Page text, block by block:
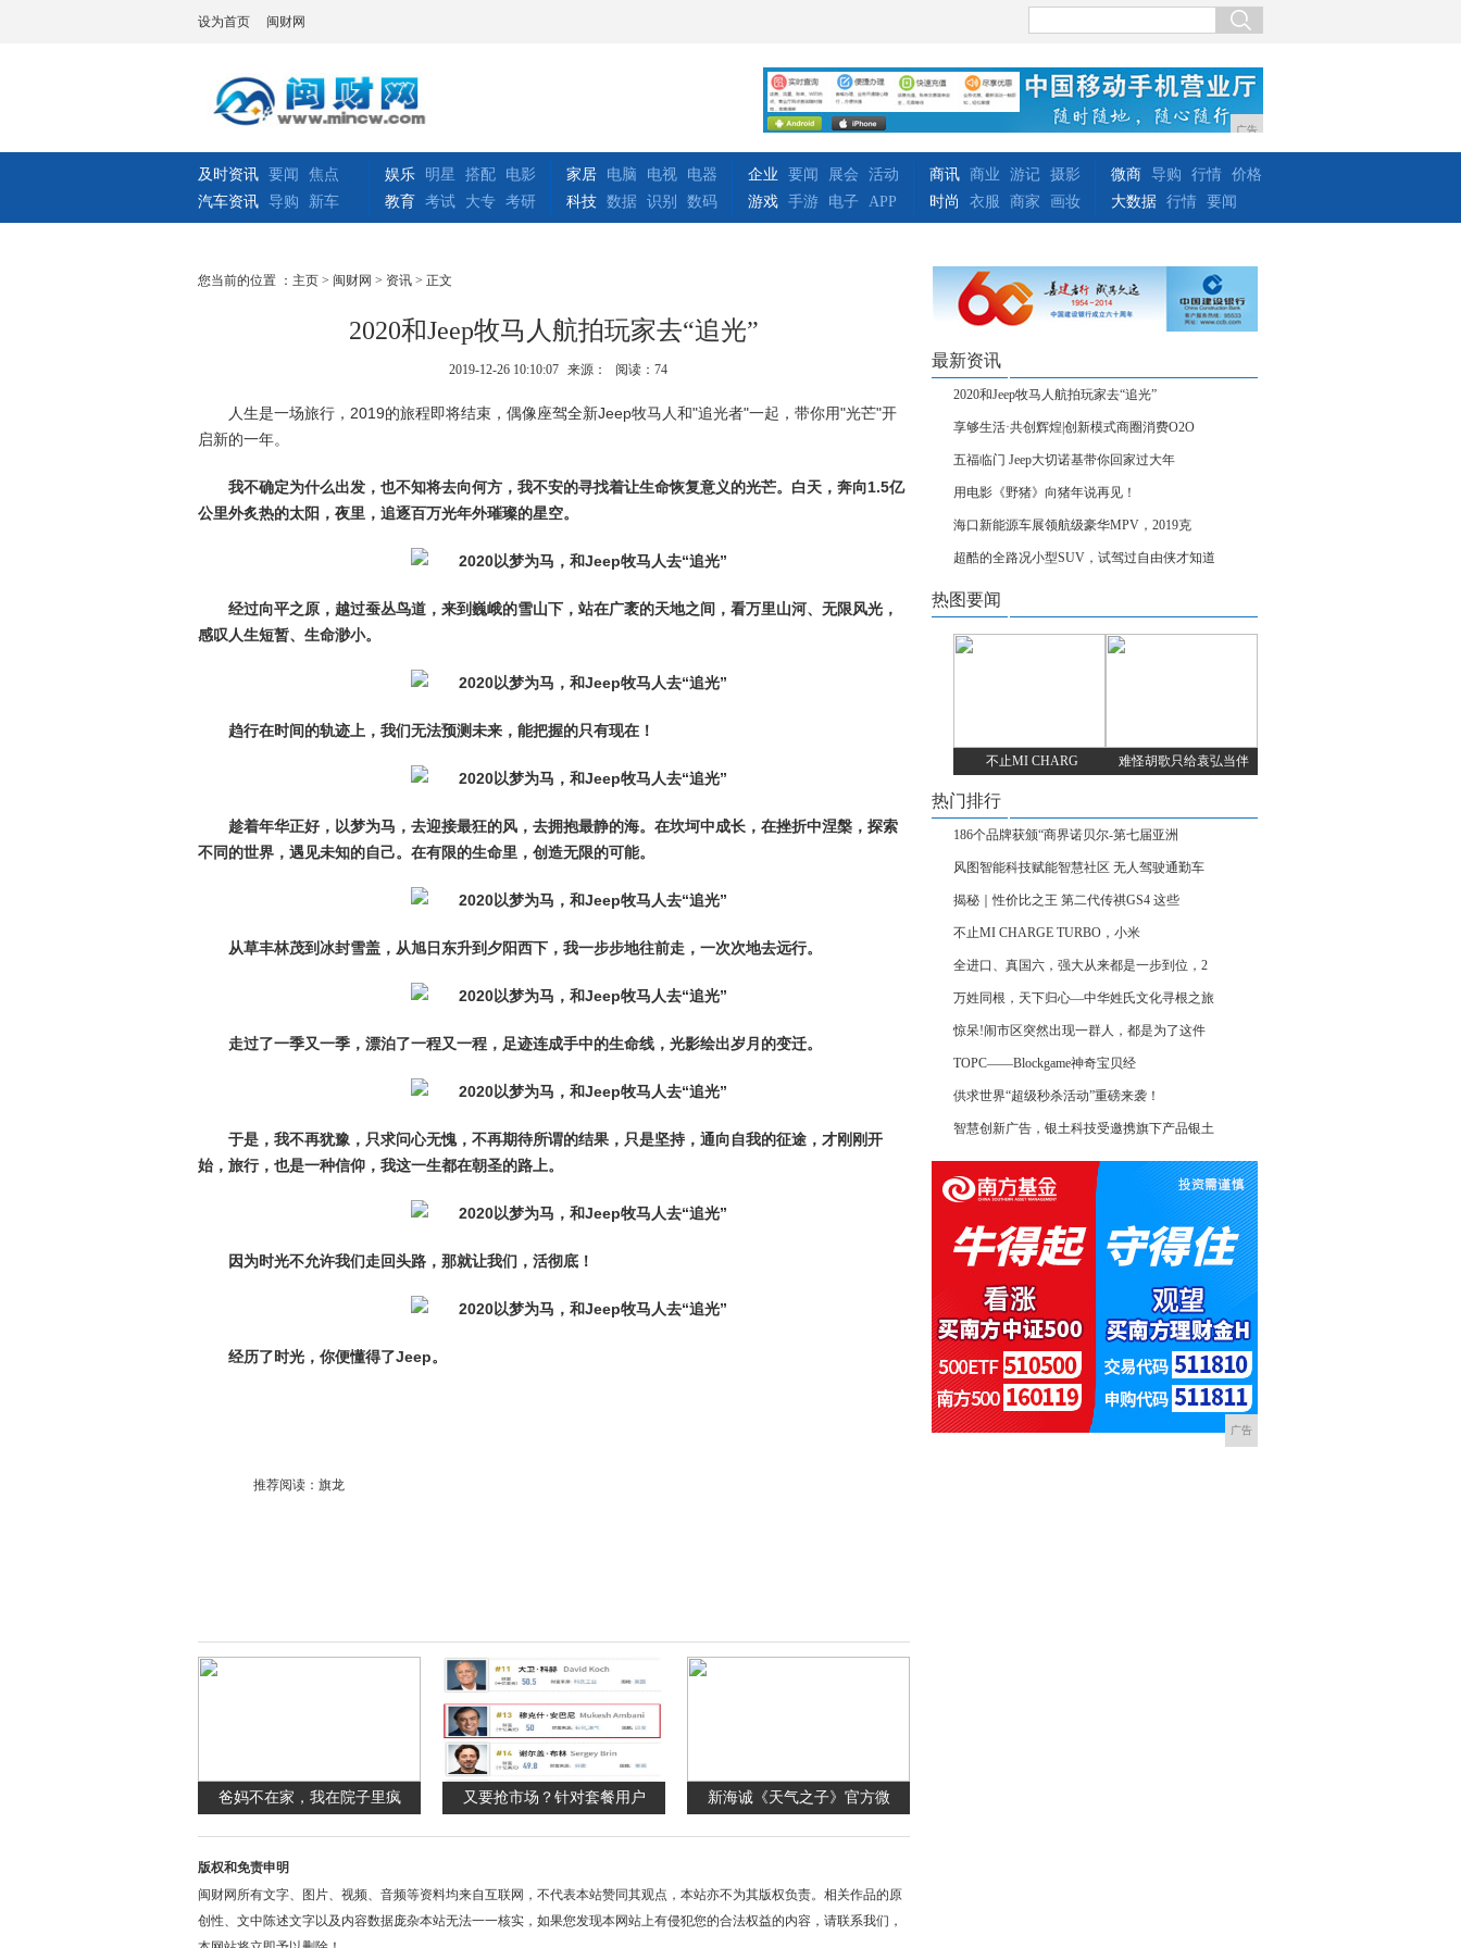
设为首页 闽财网
广告
及时资讯 要闻
焦点
汽车资讯 导购 新车
娱乐 明星 搭配
电影
教育
考试 大专 考研
家居 电脑 电视
电器
科技 数据 识别 数码
企业 要闻 展会
活动
游戏 手游 电子 APP
商讯 商业 游记 摄影
时尚
衣服 商家 画妆
微商 导购 行情 价格
大数据 行情 要闻
您当前的位置 ： 主页 > 闽财网 > 资讯 > 正文
2020和Jeep牧马人航拍玩家去“追光”
2019-12-26 10:10:07 来源： 阅读：74
人生是一场旅行，2019的旅程即将结束，偶像座驾全新Jeep牧马人和"追光者"一起，带你用"光芒"开
启新的一年。
我不确定为什么出发，也不知将去向何方，我不安的寻找着让生命恢复意义的光芒。白天，奔向1.5亿
公里外炙热的太阳，夜里，追逐百万光年外璀璨的星空。
经过向平之原，越过蚕丛鸟道，来到巍峨的雪山下，站在广袤的天地之间，看万里山河、无限风光，
感叹人生短暂、生命渺小。
趋行在时间的轨迹上，我们无法预测未来，能把握的只有现在！
趁着年华正好，以梦为马，去迎接最狂的风，去拥抱最静的海。在坎坷中成长，在挫折中涅槃，探索
不同的世界，遇见未知的自己。在有限的生命里，创造无限的可能。
从草丰林茂到冰封雪盖，从旭日东升到夕阳西下，我一步步地往前走，一次次地去远行。
走过了一季又一季，漂泊了一程又一程，足迹连成手中的生命线，光影绘出岁月的变迁。
于是，我不再犹豫，只求问心无愧，不再期待所谓的结果，只是坚持，通向自我的征途，才刚刚开
始，旅行，也是一种信仰，我这一生都在朝圣的路上。
因为时光不允许我们走回头路，那就让我们，活彻底！
经历了时光，你便懂得了Jeep。
推荐阅读： 旗龙
爸妈不在家，我在院子里疯 又要抢市场？针对套餐用户 新海诚《天气之子》官方微
版权和免责申明
闽财网所有文字、图片、视频、音频等资料均来自互联网，不代表本站赞同其观点，本站亦不为其版权负责。相关作品的原
创性、文中陈述文字以及内容数据庞杂本站无法一一核实，如果您发现本网站上有侵犯您的合法权益的内容，请联系我们，
最新资讯
2020和Jeep牧马人航拍玩家去“追光”
享够生活·共创辉煌|创新模式商圈消费O2O
五福临门 Jeep大切诺基带你回家过大年
用电影《野猪》向猪年说再见！
海口新能源车展领航级豪华MPV，2019克
超酷的全路况小型SUV，试驾过自由侠才知道
热图要闻
不止MI CHARG 难怪胡歌只给袁弘当伴
热门排行
186个品牌获颁“商界诺贝尔-第七届亚洲
风图智能科技赋能智慧社区 无人驾驶通勤车
揭秘｜性价比之王 第二代传祺GS4 这些
不止MI CHARGE TURBO，小米
全进口、真国六，强大从来都是一步到位，2
万姓同根，天下归心—中华姓氏文化寻根之旅
惊呆!闹市区突然出现一群人，都是为了这件
TOPC——Blockgame神奇宝贝经
供求世界“超级秒杀活动”重磅来袭！
智慧创新广告，银土科技受邀携旗下产品银土
广告